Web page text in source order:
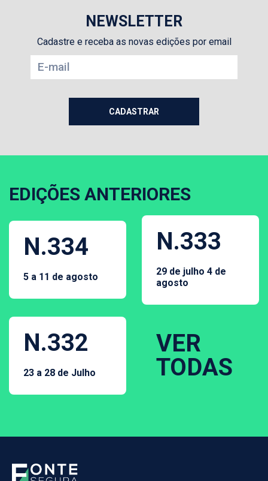
NEWSLETTER
Cadastre e receba as novas edições por email
EDIÇÕES ANTERIORES
N.334
5 a 11 de agosto
N.333
29 de julho 4 de
agosto
N.332
23 a 28 de Julho
VER
TODAS